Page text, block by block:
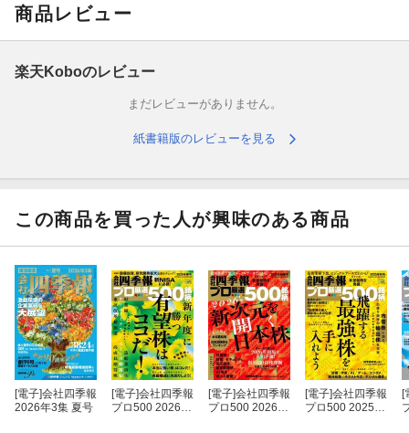
「灼熱」相場で輝く日本株
＼新NISAに必携！／
「投資マインド塾」 “DAIBOUCHOUさんの”ワザを公開
“相場の女神”馬渕磨里子さんが伝授 「波乱局面でも一喜一憂しな
ZEK（絶好調）銘柄を探せ！ 怒濤のランキング・200銘柄総まく
り
ー やはり外せない ー
新年度の注目相場テーマAI・半導体 蓄電池 ドローン活用
防災・減災 大化け期待
ー 深掘り ー
「ソフトウェア」「SaaS」の逆襲銘柄
商品レビュー
楽天Koboのレビュー
まだレビューがありません。
紙書籍版のレビューを見る
この商品を買った人が興味のある商品
[電子]会社四季報
2026年3集 夏号
[電子]会社四季報
プロ500 2026年
[電子]会社四季報
プロ500 2026年
[電子]会社四季報
プロ500 2025年
[